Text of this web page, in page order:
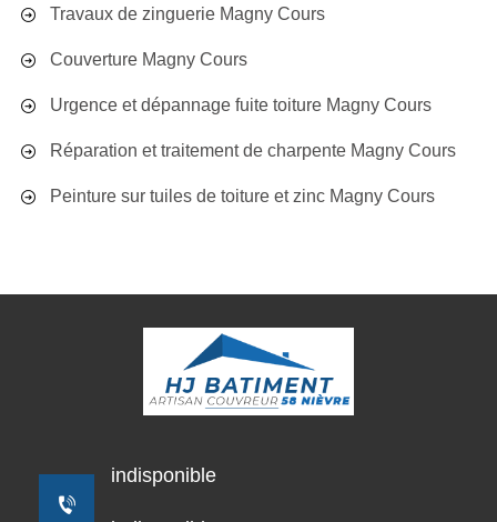
Travaux de zinguerie Magny Cours
Couverture Magny Cours
Urgence et dépannage fuite toiture Magny Cours
Réparation et traitement de charpente Magny Cours
Peinture sur tuiles de toiture et zinc Magny Cours
indisponible